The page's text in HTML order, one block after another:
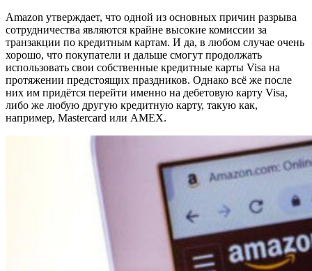
Amazon утверждает, что одной из основных причин разрыва
сотрудничества являются крайне высокие комиссии за
транзакции по кредитным картам. И да, в любом случае очень
хорошо, что покупатели и дальше смогут продолжать
использовать свои собственные кредитные карты Visa на
протяжении предстоящих праздников. Однако всё же после
них им придётся перейти именно на дебетовую карту Visa,
либо же любую другую кредитную карту, такую ​​как,
например, Mastercard или AMEX.